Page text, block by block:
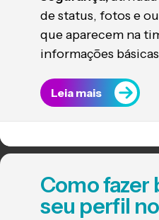
de status, fotos e
que aparecem na
informações
Leia mais
Como fazer
seu perfil